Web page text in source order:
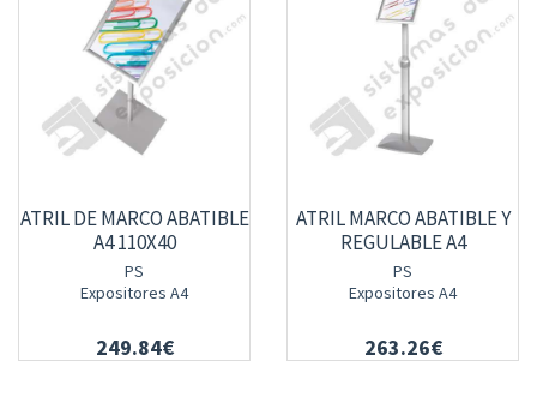
ATRIL DE MARCO ABATIBLE
A4 110X40
PS
Expositores A4
249.84€
ATRIL MARCO ABATIBLE Y
REGULABLE A4
PS
Expositores A4
263.26€